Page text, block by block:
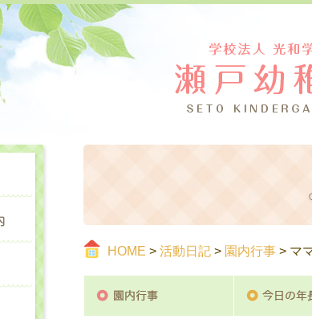
HOME > 活動日記 > 園内行事 > マ
ごあいさつ
幼稚園のご案内
1日の生活